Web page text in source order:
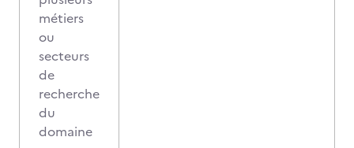
métiers
ou
secteurs
de
recherche
du
domaine